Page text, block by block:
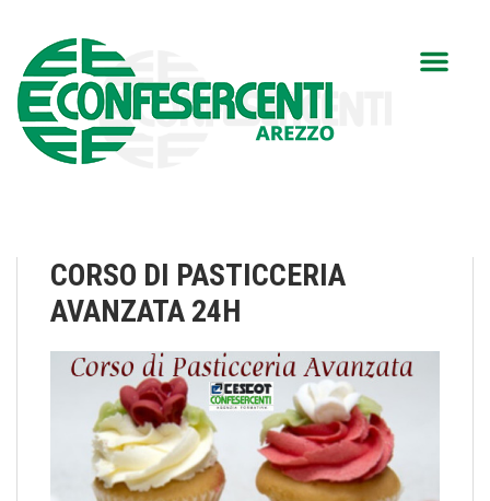
CORSO DI PASTICCERIA
AVANZATA 24H